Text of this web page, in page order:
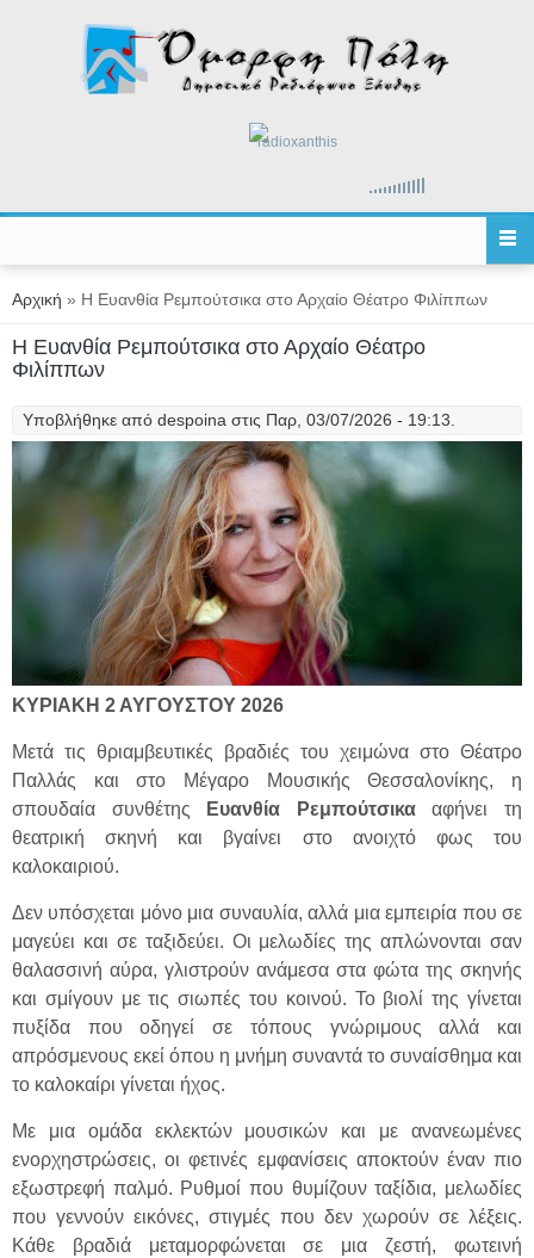
radioxanthis
Είστε εδώ
Αρχική » Η Ευανθία Ρεμπούτσικα στο Αρχαίο Θέατρο Φιλίππων
Η Ευανθία Ρεμπούτσικα στο Αρχαίο Θέατρο
Φιλίππων
Υποβλήθηκε από despoina στις Παρ, 03/07/2026 - 19:13.
ΚΥΡΙΑΚΗ 2 ΑΥΓΟΥΣΤΟΥ 2026
Μετά τις θριαμβευτικές βραδιές του χειμώνα στο Θέατρο
Παλλάς και στο Μέγαρο Μουσικής Θεσσαλονίκης, η
σπουδαία συνθέτης
Ευανθία Ρεμπούτσικααφήνει τη
θεατρική σκηνή και βγαίνει στο ανοιχτό φως του
καλοκαιριού.
Δεν υπόσχεται μόνο μια συναυλία, αλλά μια εμπειρία που σε
μαγεύει και σε ταξιδεύει. Οι μελωδίες της απλώνονται σαν
θαλασσινή αύρα, γλιστρούν ανάμεσα στα φώτα της σκηνής
και σμίγουν με τις σιωπές του κοινού. Το βιολί της γίνεται
πυξίδα που οδηγεί σε τόπους γνώριμους αλλά και
απρόσμενους εκεί όπου η μνήμη συναντά το συναίσθημα και
το καλοκαίρι γίνεται ήχος.
Με μια ομάδα εκλεκτών μουσικών και με ανανεωμένες
ενορχηστρώσεις, οι φετινές εμφανίσεις αποκτούν έναν πιο
εξωστρεφή παλμό. Ρυθμοί που θυμίζουν ταξίδια, μελωδίες
που γεννούν εικόνες, στιγμές που δεν χωρούν σε λέξεις.
Κάθε βραδιά μεταμορφώνεται σε μια ζεστή, φωτεινή